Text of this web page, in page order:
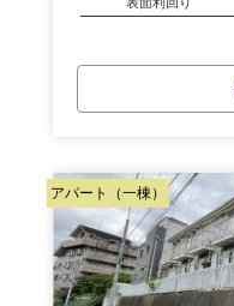
アパート（一棟）